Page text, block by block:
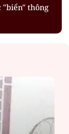
"biển" thông